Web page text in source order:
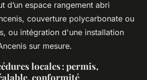
d’un espace rangement abri
couverture polycarbonate ou
ou intégration d'une installation
sur mesure.
locales : permis,
conformité